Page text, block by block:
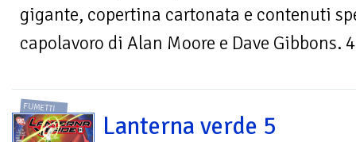
gigante, copertina cartonata e contenuti
capolavoro di Alan Moore e Dave Gibbons.
FUMETTI
Lanterna verde 5